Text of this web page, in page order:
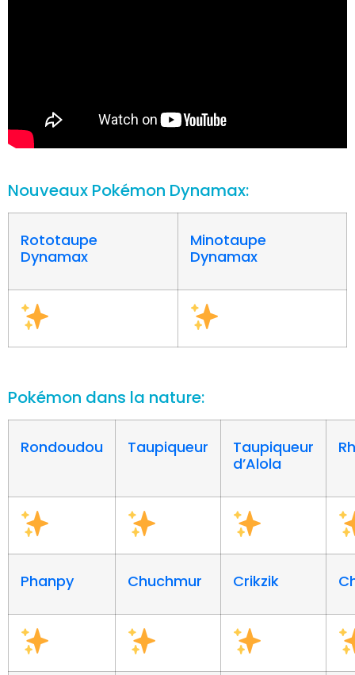
Nouveaux Pokémon Dynamax:
Rototaupe
Dynamax
Minotaupe
Dynamax
Pokémon dans la nature:
Rondoudou Taupiqueur
Taupiqueur
d’Alola
Phanpy Chuchmur Crikzik